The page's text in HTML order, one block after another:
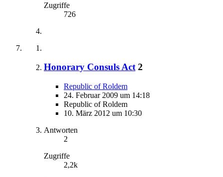
Zugriffe
726
Honorary Consuls Act 2
Republic of Roldem
24. Februar 2009 um 14:18
Republic of Roldem
10. März 2012 um 10:30
Antworten
2
Zugriffe
2,2k